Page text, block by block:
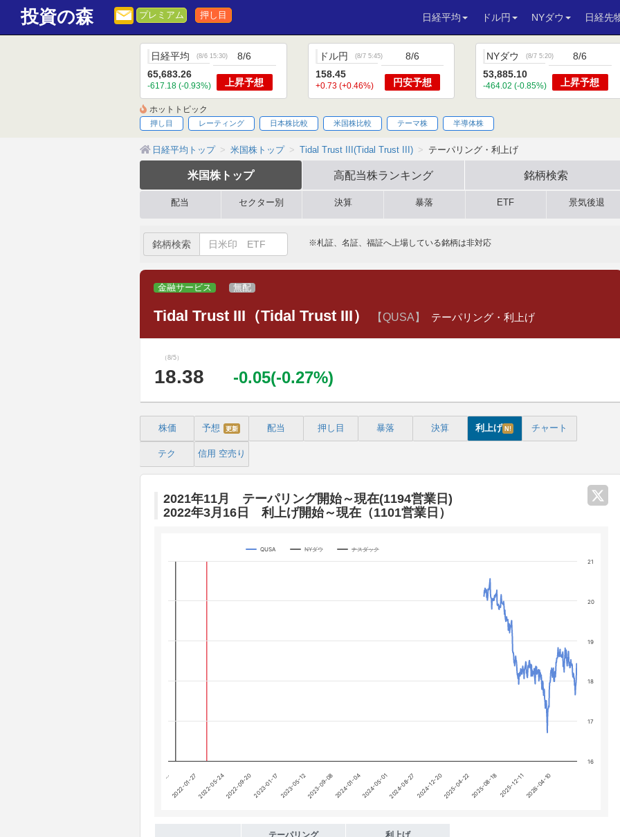
投資の森 プレミアム 押し目 日経平均 ドル円 NYダウ 日経先
日経平均 (8/6 15:30)
65,683.26
-617.18 (-0.93%)
8/6
上昇予想
ドル円 (8/7 5:45)
158.45
+0.73 (+0.46%)
8/6
円安予想
NYダウ (8/7 5:20)
53,885.10
-464.02 (-0.85%)
8/6
上昇予想
ホットトピック
押し目 レーティング 日本株比較 米国株比較 テーマ株 半導体株
日経平均トップ 米国株トップ Tidal Trust III(Tidal Trust III) テーパリング・利上げ
米国株 トップ 高配当株ランキング 銘柄検索
配当 セクター別 決算 暴落 ETF 景気後退
銘柄検索 ※札証、名証、福証へ上場している銘柄は非対応
金融サービス 無配
Tidal Trust III（Tidal Trust III） 【QUSA】 テーパリング・利上げ
（8/5）
18.38 -0.05(-0.27%)
株価 予想 更新 配当 押し目 暴落 決算 利上げ N! チャート
テク 信用 空売り
2021年11月 テーパリング開始～現在(1194営業日)
2022年3月16日 利上げ開始～現在（1101営業日）
Chart
QUSA NYダウ ナスダック
… 2022-01-27 2022-05-242022-09-20 2023-01-17 2023-05-122023-09-082024-01-042024-05-012024-08-27 2024-12-202025-04-222025-08-18 2025-12-112026-04-10
16
17
18
19
20
21
テーパリング 利上げ